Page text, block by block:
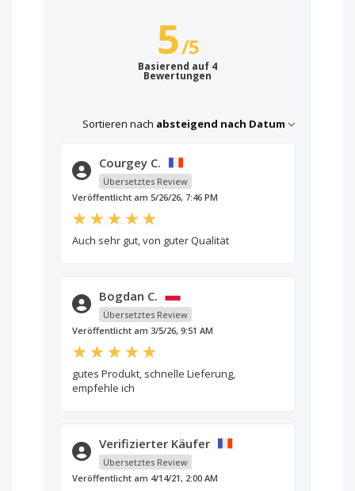
5/5
Basierend auf 4
Bewertungen
Sortieren nach absteigend nach Datum
Courgey C.
Übersetztes Review
Veröffentlicht am 5/26/26, 7:46 PM
Auch sehr gut, von guter Qualität
Bogdan C.
Übersetztes Review
Veröffentlicht am 3/5/26, 9:51 AM
gutes Produkt, schnelle Lieferung,
empfehle ich
Verifizierter Käufer
Übersetztes Review
Veröffentlicht am 4/14/21, 2:00 AM